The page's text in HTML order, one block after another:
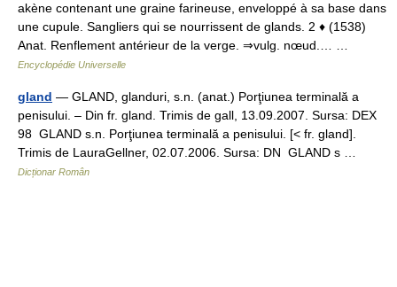
akène contenant une graine farineuse, enveloppé à sa base dans
une cupule. Sangliers qui se nourrissent de glands. 2 ♦ (1538)
Anat. Renflement antérieur de la verge. ⇒vulg. nœud.… …
Encyclopédie Universelle
gland — GLAND, glanduri, s.n. (anat.) Porţiunea terminală a
penisului. – Din fr. gland. Trimis de gall, 13.09.2007. Sursa: DEX
98 GLAND s.n. Porţiunea terminală a penisului. [< fr. gland].
Trimis de LauraGellner, 02.07.2006. Sursa: DN GLAND s …
Dicționar Român